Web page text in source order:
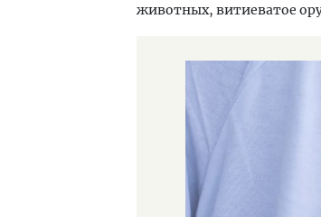
животных, витиеватое